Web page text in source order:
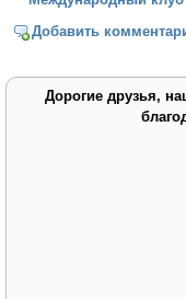
Добавить
Дорогие друзья,